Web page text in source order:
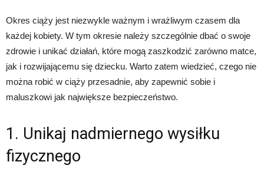
Okres ciąży jest niezwykle ważnym i wrażliwym czasem dla
każdej kobiety. W tym okresie należy szczególnie dbać o swoje
zdrowie i unikać działań, które mogą zaszkodzić zarówno matce,
jak i rozwijającemu się dziecku. Warto zatem wiedzieć, czego nie
można robić w ciąży przesadnie, aby zapewnić sobie i
maluszkowi jak największe bezpieczeństwo.
1. Unikaj nadmiernego wysiłku
fizycznego